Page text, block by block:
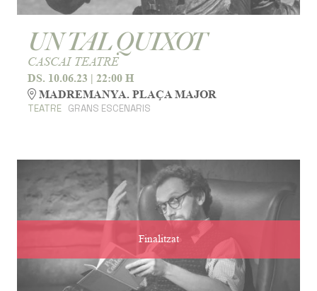
UN TAL QUIXOT
CASCAI TEATRE
DS. 10.06.23 | 22:00 H
MADREMANYA. PLAÇA MAJOR
TEATRE GRANS ESCENARIS
Finalitzat